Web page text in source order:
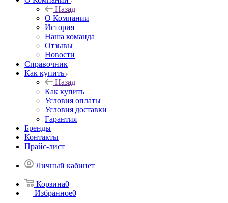
Назад
О Компании
История
Наша команда
Отзывы
Новости
Справочник
Как купить
Назад
Как купить
Условия оплаты
Условия доставки
Гарантия
Бренды
Контакты
Прайс-лист
Личный кабинет
Корзина0
Избранное0